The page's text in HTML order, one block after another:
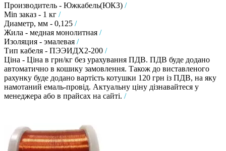
Производитель - Южкабель(ЮКЗ) /
Min заказ - 1 кг /
Диаметр, мм - 0,125 /
Жила - медная монолитная /
Изоляция - эмалевая /
Тип кабеля - ПЭЭИДХ2-200 /
Ціна - Ціна в грн/кг без урахування ПДВ. ПДВ буде додано
автоматично в кошику замовлення. Також до виставленого
рахунку буде додано вартість котушки 120 грн із ПДВ, на яку
намотаний емаль-провід. Актуальну ціну дізнавайтеся у
менеджера або в прайсах на сайті. /